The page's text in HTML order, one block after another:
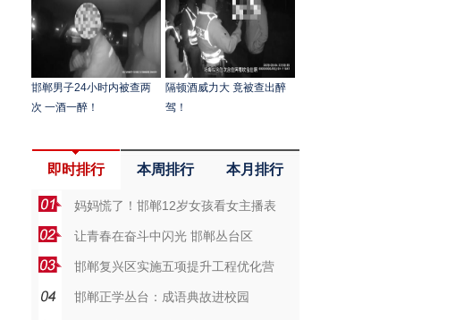
邯郸男子24小时内被查两
次 一酒一醉！
隔顿酒威力大 竟被查出醉
驾！
即时排行 本周排行 本月排行
妈妈慌了！邯郸12岁女孩看女主播表
让青春在奋斗中闪光 ​邯郸丛台区
邯郸复兴区实施五项提升工程优化营
邯郸正学丛台：成语典故进校园